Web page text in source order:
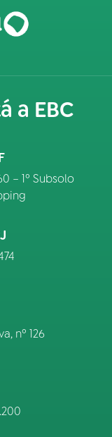
a EBC
– 1º Subsolo
nº 126